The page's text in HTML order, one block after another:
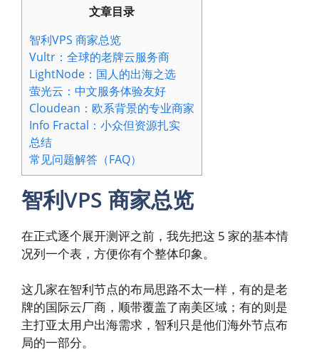
文章目录
智利VPS 商家总览
Vultr：全球的老牌云服务商
LightNode：国人的出海之选
萤光云：中文服务体验友好
Cloudean：欧系背景的专业商家
Info Fractal：小众但资源扎实
总结
常见问题解答（FAQ）
智利VPS 商家总览
在正式逐个展开测评之前，我先把这 5 家的基本情
况列一个表，方便你有个整体印象。
这几家在智利节点的布局思路不太一样，有的是老
牌的国际云厂商，顺带覆盖了南美区域；有的则是
主打亚太用户出海需求，智利只是他们海外节点布
局的一部分。